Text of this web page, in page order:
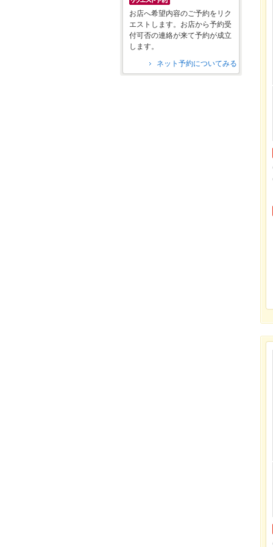
お店へ希望内容のご予約をリク
エストします。お店から予約受
付可否の連絡が来て予約が成立
します。
ネット予約についてみる